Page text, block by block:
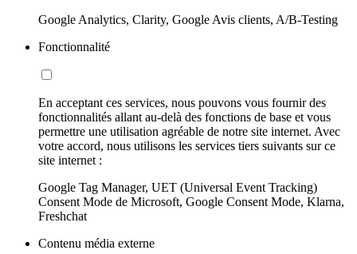
Google Analytics, Clarity, Google Avis clients, A/B-Testing
Fonctionnalité
En acceptant ces services, nous pouvons vous fournir des
fonctionnalités allant au-delà des fonctions de base et vous
permettre une utilisation agréable de notre site internet. Avec
votre accord, nous utilisons les services tiers suivants sur ce
site internet :
Google Tag Manager, UET (Universal Event Tracking)
Consent Mode de Microsoft, Google Consent Mode, Klarna,
Freshchat
Contenu média externe